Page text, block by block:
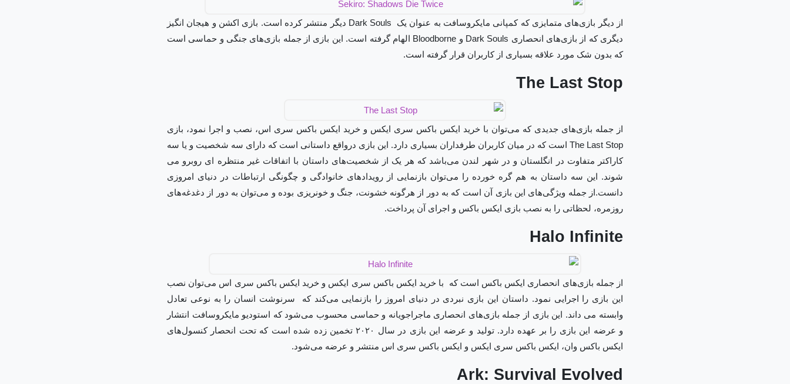
از دیگر بازی‌های متمایزی که کمپانی مایکروسافت به عنوان یک Dark Souls دیگر منتشر کرده است. بازی اکشن و هیجان انگیز
دیگری که از بازی‌های انحصاری Dark Souls و Bloodborne الهام گرفته است. این بازی از جمله بازی‌های جنگی و حماسی است
که بدون شک مورد علاقه بسیاری از کاربران قرار گرفته است.
The Last Stop
از جمله بازی‌های جدیدی که می‌توان با خرید ایکس باکس سری ایکس و خرید ایکس باکس سری اس، نصب و اجرا نمود، بازی
The Last Stop است که در میان کاربران طرفداران بسیاری دارد. این بازی در‌واقع داستانی است که دارای سه شخصیت و یا سه
کاراکتر متفاوت در انگلستان و در شهر لندن می‌باشد که هر یک از شخصیت‌های داستان با اتفاقات غیر منتظره ای روبرو می
شوند. این سه داستان به هم گره خورده را می‌توان بازنمایی از رویدادهای خانوادگی و چگونگی ارتباطات در دنیای امروزی
دانست.از جمله ویژگی‌های این بازی آن است که به دور از هرگونه خشونت، جنگ و خونریزی بوده و می‌توان به دور از دغدغه‌های
روزمره، لحظاتی را به نصب بازی ایکس باکس و اجرای آن پرداخت.
Halo Infinite
از جمله بازی‌های انحصاری ایکس باکس است که با خرید ایکس باکس سری ایکس و خرید ایکس باکس سری اس می‌توان نصب
این بازی را اجرایی نمود. داستان این بازی نبردی در دنیای امروز را بازنمایی می‌کند که سرنوشت انسان را به نوعی تعادل
وابسته می داند. این بازی از جمله بازی‌های انحصاری ماجراجویانه و حماسی محسوب می‌شود که استودیو مایکروسافت انتشار
و عرضه این بازی را بر عهده دارد. تولید و عرضه این بازی در سال ۲۰۲۰ تخمین زده شده است که تحت انحصار کنسول‌های
ایکس باکس وان، ایکس باکس سری ایکس و ایکس باکس سری اس منتشر و عرضه می‌شود.
Ark: Survival Evolved